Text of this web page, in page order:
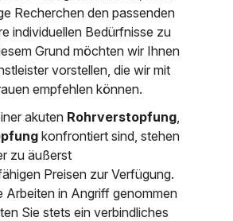
Recherchen den passenden
individuellen Bedürfnisse zu
Grund möchten wir Ihnen
vorstellen, die wir mit
empfehlen können.
akuten Rohrverstopfung
konfrontiert sind, stehen
zu äußerst
Preisen zur Verfügung.
Arbeiten in Angriff genommen
Sie stets ein verbindliches